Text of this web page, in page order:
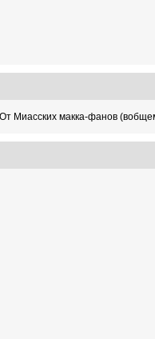
Миасских макка-фанов